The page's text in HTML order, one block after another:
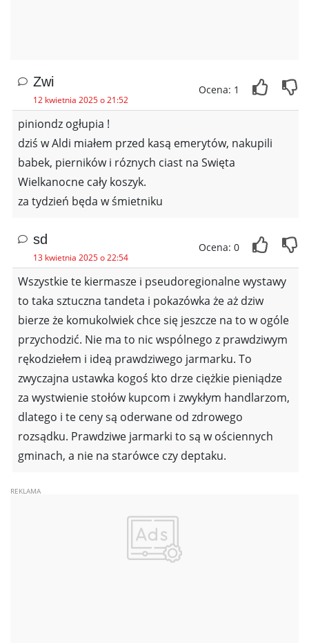
Zwi
12 kwietnia 2025 o 21:52
Ocena: 1
piniondz ogłupia !
dziś w Aldi miałem przed kasą emerytów, nakupili
babek, pierników i róznych ciast na Swięta
Wielkanocne cały koszyk.
za tydzień będa w śmietniku
sd
13 kwietnia 2025 o 22:54
Ocena: 0
Wszystkie te kiermasze i pseudoregionalne wystawy
to taka sztuczna tandeta i pokazówka że aż dziw
bierze że komukolwiek chce się jeszcze na to w ogóle
przychodzić. Nie ma to nic wspólnego z prawdziwym
rękodziełem i ideą prawdziwego jarmarku. To
zwyczajna ustawka kogoś kto drze ciężkie pieniądze
za wystwienie stołów kupcom i zwykłym handlarzom,
dlatego i te ceny są oderwane od zdrowego
rozsądku. Prawdziwe jarmarki to są w ościennych
gminach, a nie na starówce czy deptaku.